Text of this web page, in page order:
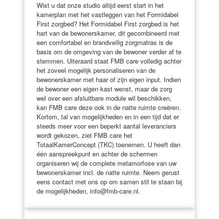
Wist u dat onze studio altijd eerst start in het
kamerplan met het vastleggen van het Formidabel
First zorgbed? Het Formidabel First zorgbed is het
hart van de bewonerskamer, dit gecombineerd met
een comfortabel en brandveilig zorgmatras is de
basis om de omgeving van de bewoner verder af te
stemmen. Uiteraard staat FMB care volledig achter
het zoveel mogelijk personaliseren van de
bewonerskamer met haar of zijn eigen input. Indien
de bewoner een eigen kast wenst, maar de zorg
wel over een afsluitbare module wil beschikken,
kan FMB care deze ook in de natte ruimte creëren.
Kortom, tal van mogelijkheden en in een tijd dat er
steeds meer voor een beperkt aantal leveranciers
wordt gekozen, ziet FMB care het
TotaalKamerConcept (TKC) toenemen. U heeft dan
één aanspreekpunt en achter de schermen
organiseren wij de complete metamorfose van uw
bewonerskamer incl. de natte ruimte. Neem gerust
eens contact met ons op om samen stil te staan bij
de mogelijkheden, info@fmb-care.nl.